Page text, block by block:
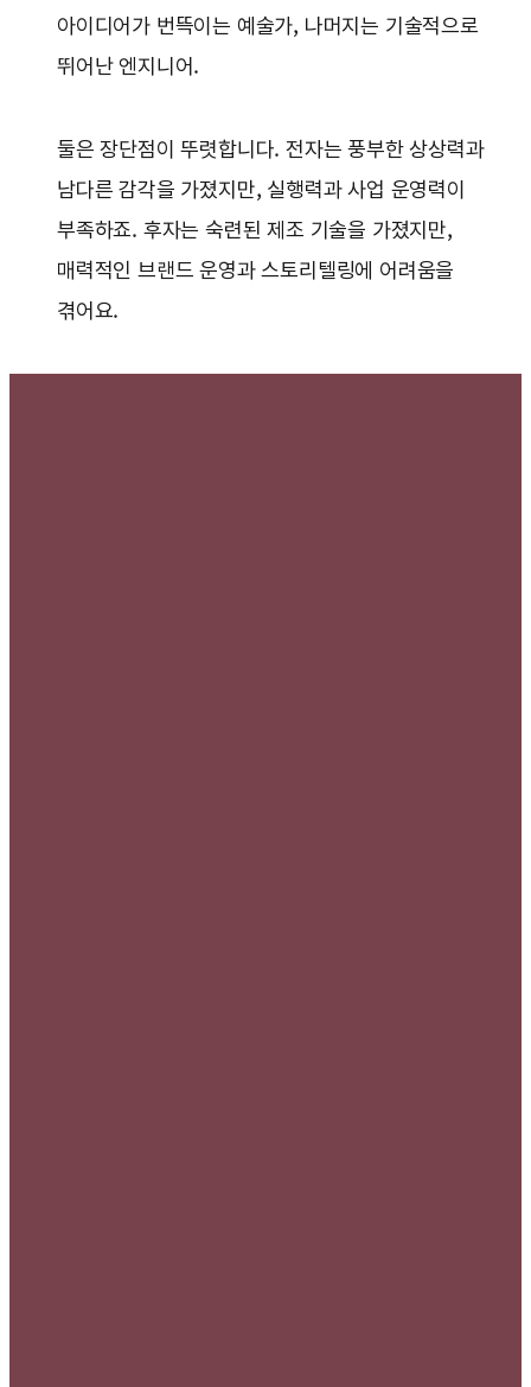
아이디어가 번뜩이는 예술가, 나머지는 기술적으로
뛰어난 엔지니어.
둘은 장단점이 뚜렷합니다. 전자는 풍부한 상상력과
남다른 감각을 가졌지만, 실행력과 사업 운영력이
부족하죠. 후자는 숙련된 제조 기술을 가졌지만,
매력적인 브랜드 운영과 스토리텔링에 어려움을
겪어요.